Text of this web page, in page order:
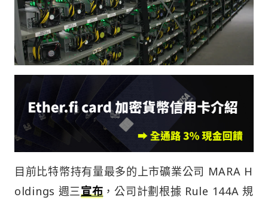
目前比特幣持有量最多的上市礦業公司 MARA H
oldings 週三宣布 ，公司計劃根據 Rule 144A 規